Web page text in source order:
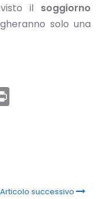
il soggiorno
solo una
Articolo successivo